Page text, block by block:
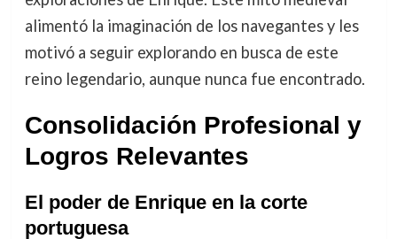
alimentó la imaginación de los navegantes y les
motivó a seguir explorando en busca de este
reino legendario, aunque nunca fue encontrado.
Consolidación Profesional y
Logros Relevantes
El poder de Enrique en la corte
portuguesa